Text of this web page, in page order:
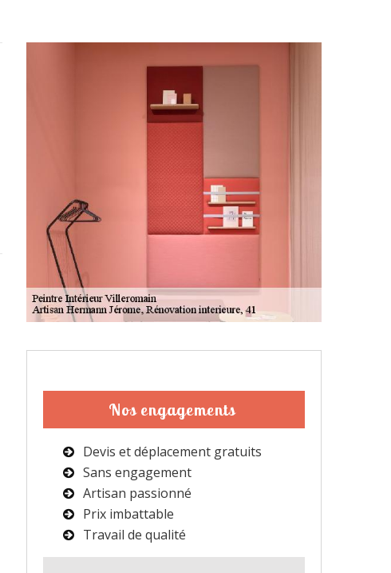
Nos engagements
Devis et déplacement gratuits
Sans engagement
Artisan passionné
Prix imbattable
Travail de qualité